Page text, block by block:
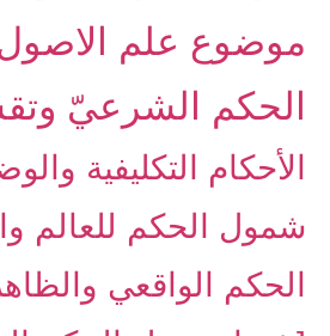
موضوع علم
الحكم الشرعيّ
الأحكام التكليفية
شمول الحكم للعالم
الحكم الواقعي